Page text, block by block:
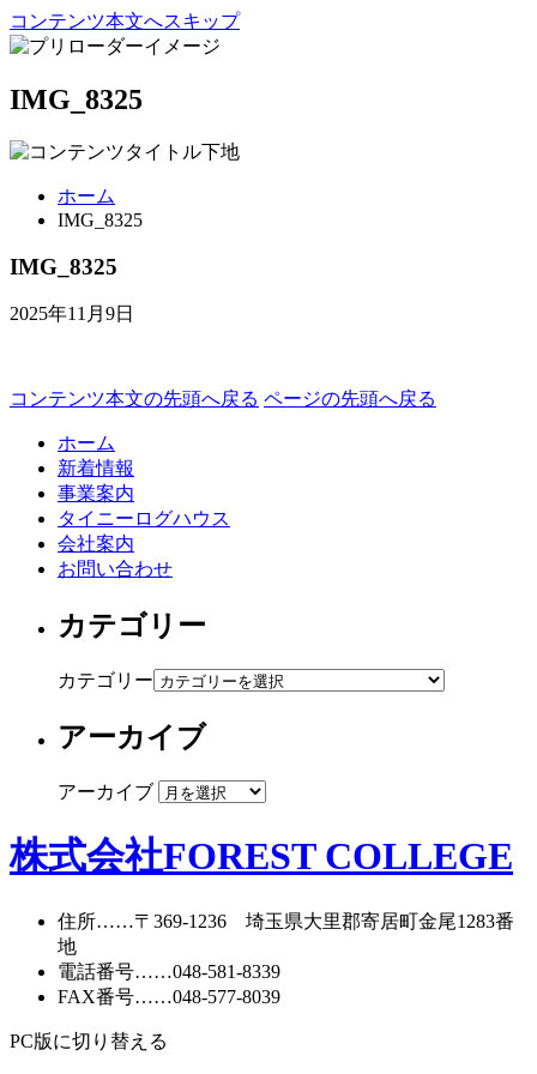
コンテンツ本文へスキップ
IMG_8325
ホーム
IMG_8325
IMG_8325
2025年11月9日
コンテンツ本文の先頭へ戻る ページの先頭へ戻る
ホーム
新着情報
事業案内
タイニーログハウス
会社案内
お問い合わせ
カテゴリー
カテゴリー
アーカイブ
アーカイブ
株式会社FOREST COLLEGE
住所……〒369-1236 埼玉県大里郡寄居町金尾1283番
地
電話番号……048-581-8339
FAX番号……048-577-8039
PC版に切り替える